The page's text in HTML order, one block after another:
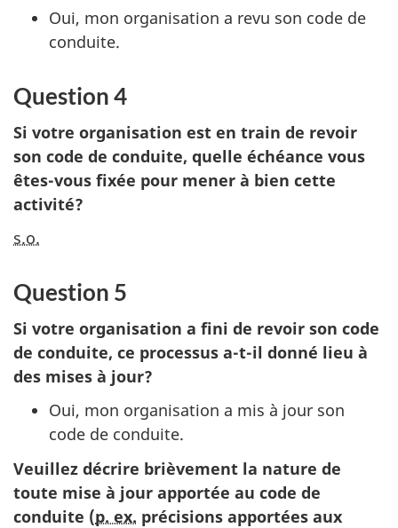
Oui, mon organisation a revu son code de
conduite.
Question 4
Si votre organisation est en train de revoir
son code de conduite, quelle échéance vous
êtes-vous fixée pour mener à bien cette
activité?
s.o.
Question 5
Si votre organisation a fini de revoir son code
de conduite, ce processus a-t-il donné lieu à
des mises à jour?
Oui, mon organisation a mis à jour son
code de conduite.
Veuillez décrire brièvement la nature de
toute mise à jour apportée au code de
conduite (p. ex. précisions apportées aux